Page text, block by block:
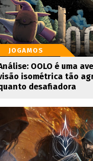
JOGAMOS
OOLO é uma
isométrica tão
desafiadora